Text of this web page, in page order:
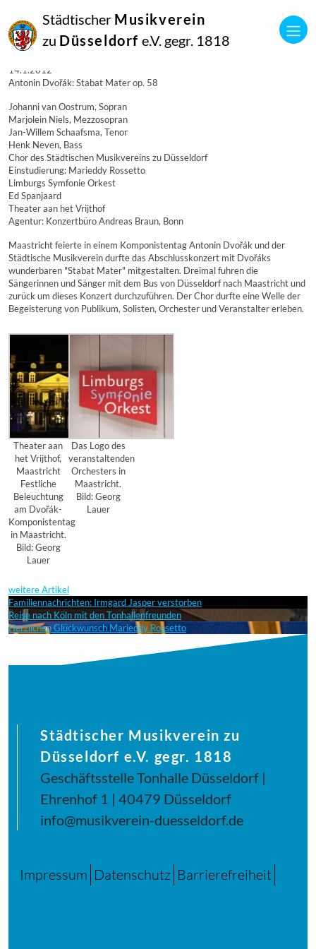
Städtischer Musikverein
zu Düsseldorf e.V. gegr. 1818
Januar
2012
Manfred Hill
14.1.2012
Antonin Dvořák: Stabat Mater op. 58
Johanni van Oostrum, Sopran
Marjolein Niels, Mezzosopran
Jan-Willem Schaafsma, Tenor
Henk Neven, Bass
Chor des Städtischen Musikvereins zu Düsseldorf
Einstudierung: Marieddy Rossetto
Limburgs Symfonie Orkest
Ed Spanjaard
Theater aan het Vrijthof
Agentur: Konzertbüro Andreas Braun, Bonn
Maastricht feierte in einem Komponistentag Antonin Dvořák und der
Städtische Musikverein durfte das Abschlusskonzert mit Dvořáks
wunderbaren "Stabat Mater" mitgestalten. Dreimal fuhren die
Sängerinnen und Sänger mit dem Bus von Düsseldorf nach Maastricht und
zurück um dieses Konzert durchzuführen. Der Chor durfte eine Welle der
Begeisterung von Publikum, Solisten, Orchester und Veranstalter erleben.
Theater aan
het Vrijthof,
Maastricht
Festliche
Beleuchtung
am Dvořák-
Komponistentag
in Maastricht.
Bild: Georg
Lauer
Das Logo des
veranstaltenden
Orchesters in
Maastricht.
Bild: Georg
Lauer
weitere Artikel
Familiennachrichten: Irmgard Jasper verstorben
Reise nach Köln mit den Tonhallenfreunden
Herzlichen Glückwunsch Marieddy Rossetto
Städtischer Musikverein zu
Düsseldorf e.V. gegr. 1818
Geschäftsstelle Tonhalle Düsseldorf |
Ehrenhof 1 | 40479 Düsseldorf
info@musikverein-duesseldorf.de
Impressum Datenschutz Barrierefreiheit